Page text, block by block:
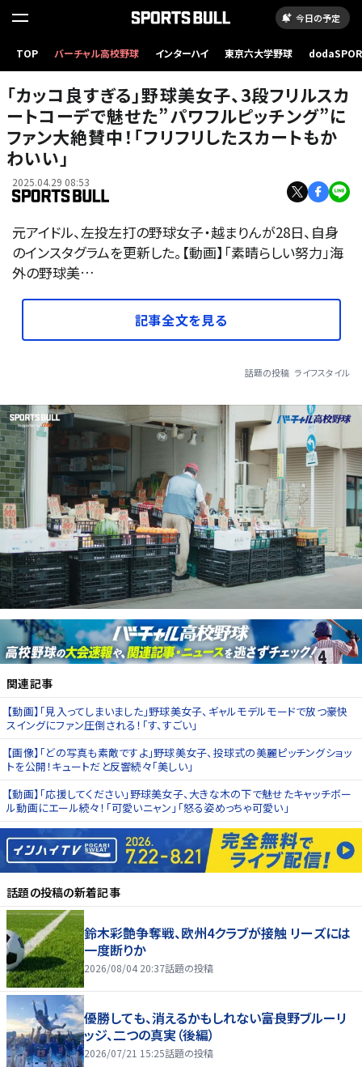
今日の予定
TOP バーチャル高校野球 インターハイ 東京六大学野球
「カッコ良すぎる」野球美女子、3段フリルスカ
ートコーデで魅せた”パワフルピッチング”に
ファン大絶賛中！「フリフリしたスカートもか
わいい」
2025.04.29 08:53
元アイドル、左投左打の野球女子・越まりんが28日、自身
のインスタグラムを更新した。【動画】「素晴らしい努力」海
外の野球美…
記事全文を見る
話題の投稿 ライフスタイル
関連記事
【動画】「見入ってしまいました」野球美女子、ギャルモデルモードで放つ豪快
スイングにファン圧倒される！「す、すごい」
【画像】「どの写真も素敵ですよ」野球美女子、投球式の美麗ピッチングショッ
トを公開！キュートだと反響続々「美しい」
【動画】「応援してください」野球美女子、大きな木の下で魅せたキャッチボー
ル動画にエール続々！「可愛いニャン」「怒る姿めっちゃ可愛い」
話題の投稿の新着記事
鈴木彩艶争奪戦、欧州4クラブが接触 リーズには
一度断りか
2026/08/04 20:37話題の投稿
優勝しても、消えるかもしれない――富良野ブルーリ
ッジ、二つの真実（後編）
2026/07/21 15:25話題の投稿